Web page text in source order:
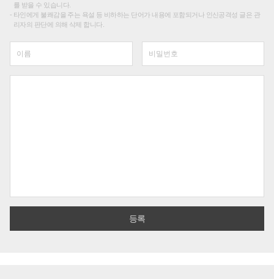
를 받을 수 있습니다.
타인에게 불쾌감을 주는 욕설 등 비하하는 단어가 내용에 포함되거나 인신공격성 글은 관
리자의 판단에 의해 삭제 합니다.